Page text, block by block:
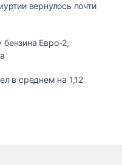
вернулось почти
Евро-2,
в среднем на 1,12